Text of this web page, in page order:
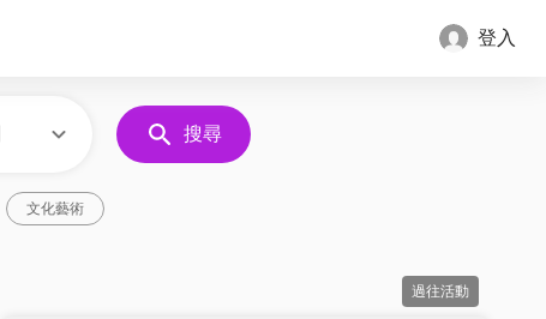
登入
搜尋
文化藝術
過往活動